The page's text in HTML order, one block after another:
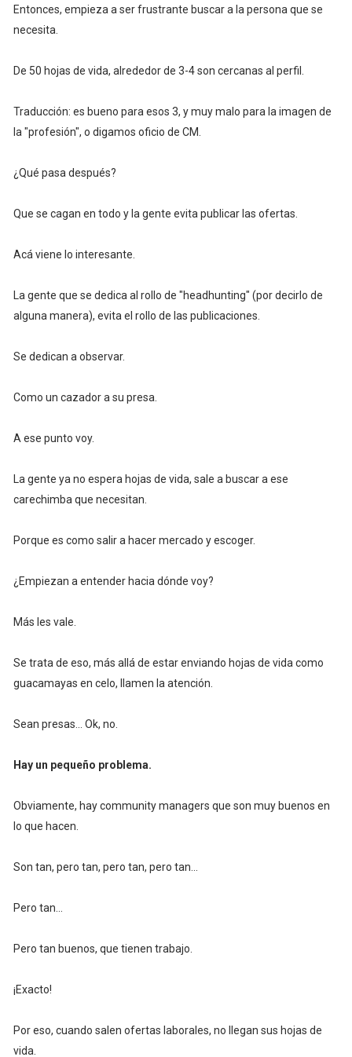
Entonces, empieza a ser frustrante buscar a la persona que se
necesita.
De 50 hojas de vida, alrededor de 3-4 son cercanas al perfil.
Traducción: es bueno para esos 3, y muy malo para la imagen de
la "profesión", o digamos oficio de CM.
¿Qué pasa después?
Que se cagan en todo y la gente evita publicar las ofertas.
Acá viene lo interesante.
La gente que se dedica al rollo de "headhunting" (por decirlo de
alguna manera), evita el rollo de las publicaciones.
Se dedican a observar.
Como un cazador a su presa.
A ese punto voy.
La gente ya no espera hojas de vida, sale a buscar a ese
carechimba que necesitan.
Porque es como salir a hacer mercado y escoger.
¿Empiezan a entender hacia dónde voy?
Más les vale.
Se trata de eso, más allá de estar enviando hojas de vida como
guacamayas en celo, llamen la atención.
Sean presas... Ok, no.
Hay un pequeño problema.
Obviamente, hay community managers que son muy buenos en
lo que hacen.
Son tan, pero tan, pero tan, pero tan...
Pero tan...
Pero tan buenos, que tienen trabajo.
¡Exacto!
Por eso, cuando salen ofertas laborales, no llegan sus hojas de
vida.